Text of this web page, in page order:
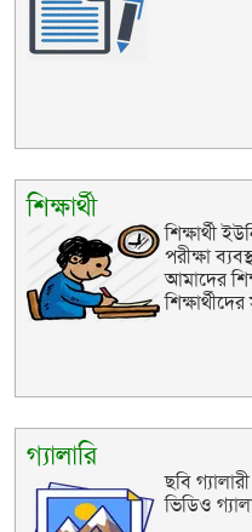
শিক্ষার্থী
শিক্ষার্থী
পরীক্ষা
আমাদের
গ্যালারি
ছবি গ্যালারী
ভিডিও